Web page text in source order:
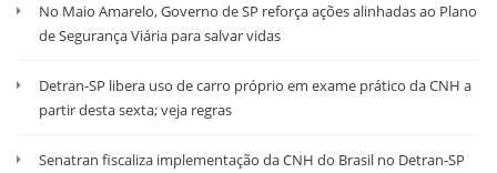
No Maio Amarelo, Governo de SP reforça ações alinhadas ao Plano
de Segurança Viária para salvar vidas
Detran-SP libera uso de carro próprio em exame prático da CNH a
partir desta sexta; veja regras
Senatran fiscaliza implementação da CNH do Brasil no Detran-SP